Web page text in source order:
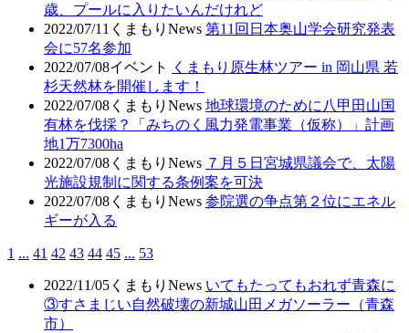
歳、プールに入りたいんだけれど
2022/07/11 くまもりNews 第11回日本奥山学会研究発表
会に57名参加
2022/07/08イベント
くまもり原生林ツアー in 岡山県 若
杉天然林を開催します！
2022/07/08 くまもりNews 地球環境のために八甲田山国
有林を伐採？「みちのく風力発電事業（仮称）」計画
地1万7300ha
2022/07/08 くまもりNews ７月５日宮城県議会で、太陽
光施設規制に関する条例案を可決
2022/07/08 くまもりNews 参院選の争点第２位にエネル
ギーが入る
1 ... 41 42 43 44 45 ... 53
2022/11/05 くまもりNews いてもたってもおれず青森に
③すさまじい自然破壊の新城山田メガソーラー（青森
市）